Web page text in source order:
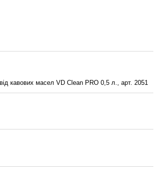
кавових масел VD Clean PRO 0,5 л., арт. 2051